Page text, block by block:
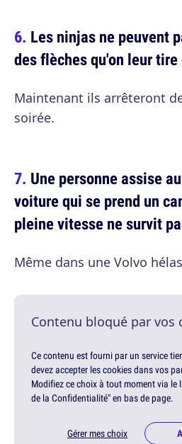
Les ninjas ne peuvent
des flèches qu'on leur tire
Maintenant ils arrêteront
soirée.
Une personne assise
voiture qui se prend un
pleine vitesse ne survit
Même dans une Volvo
Contenu bloqué par vos
Ce contenu est fourni par un service
devez accepter les cookies dans vos
Modifiez ce choix à tout moment via le
de la Confidentialité" en bas de page.
Gérer mes choix